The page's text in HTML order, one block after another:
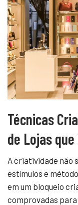
Técnicas
de Lojas
A criatividade não
estímulos e
em um bloqueio
comprovadas